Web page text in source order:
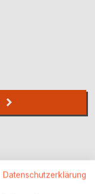
Datenschutzerklärung